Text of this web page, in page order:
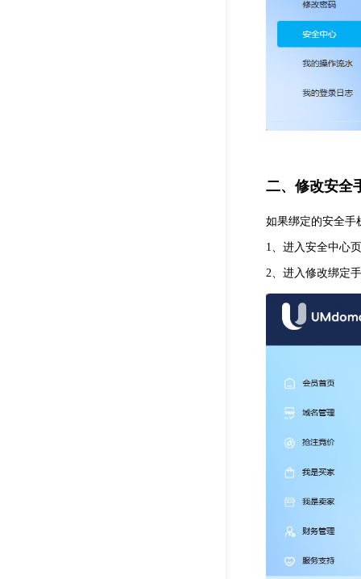
二、修改安全
如果绑定的安全手
1、进入安全中心
2、进入修改绑定